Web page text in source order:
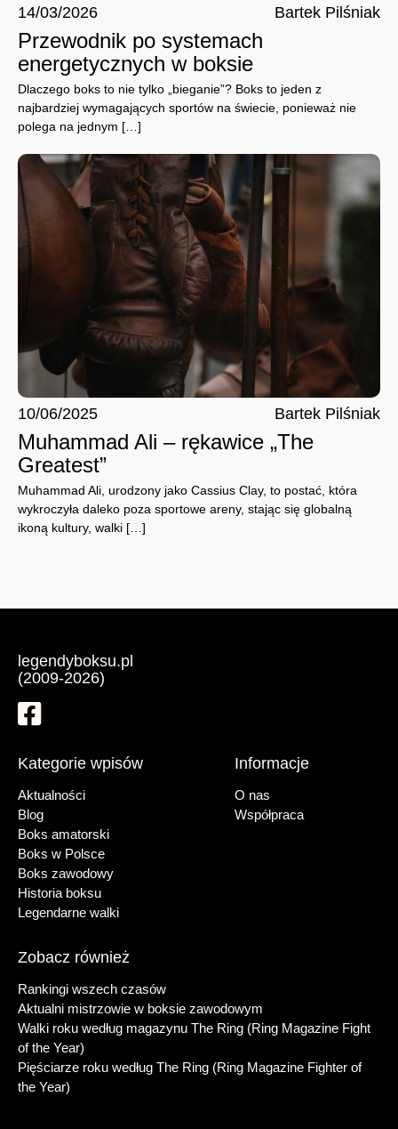
14/03/2026 Bartek Pilśniak
Przewodnik po systemach
energetycznych w boksie
Dlaczego boks to nie tylko „bieganie”? Boks to jeden z
najbardziej wymagających sportów na świecie, ponieważ nie
polega na jednym […]
10/06/2025 Bartek Pilśniak
Muhammad Ali – rękawice „The
Greatest”
Muhammad Ali, urodzony jako Cassius Clay, to postać, która
wykroczyła daleko poza sportowe areny, stając się globalną
ikoną kultury, walki […]
legendyboksu.pl
(2009-2026)
Kategorie wpisów
Aktualności
Blog
Boks amatorski
Boks w Polsce
Boks zawodowy
Historia boksu
Legendarne walki
Informacje
O nas
Współpraca
Zobacz również
Rankingi wszech czasów
Aktualni mistrzowie w boksie zawodowym
Walki roku według magazynu The Ring (Ring Magazine Fight
of the Year)
Pięściarze roku według The Ring (Ring Magazine Fighter of
the Year)